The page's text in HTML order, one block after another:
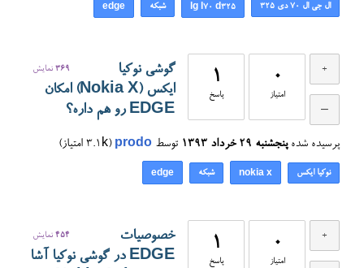
ال جی ال 70 دی ۳۲۵ lg l70 d325 شبکه edge
0
امتیاز
1
پاسخ
369 نمایش
گوشی نوکیا
ایکس (Nokia X) امکان
EDGE رو هم داره؟
پرسیده شده پنجشنبه ۲۹ خرداد ۱۳۹۳ توسط prodo
(
3.1k امتیاز)
نوکیا ایکس nokia x شبکه edge
0
امتیاز
1
پاسخ
454 نمایش
خصوصیات
EDGE در گوشی نوکیا آشا